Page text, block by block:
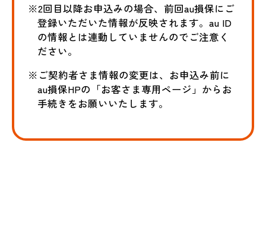
※2回目以降お申込みの場合、前回au損保にご
登録いただいた情報が反映されます。au ID
の情報とは連動していませんのでご注意く
ださい。
※ご契約者さま情報の変更は、お申込み前に
au損保HPの「お客さま専用ページ」からお
手続きをお願いいたします。